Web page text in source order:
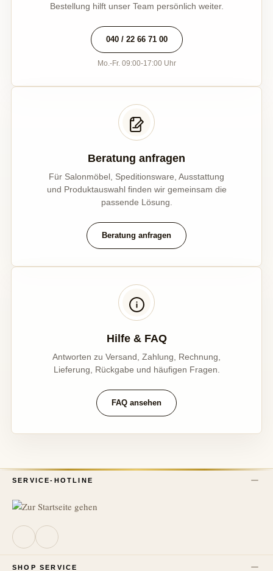
Bestellung hilft unser Team persönlich weiter.
040 / 22 66 71 00
Mo.-Fr. 09:00-17:00 Uhr
Beratung anfragen
Für Salonmöbel, Speditionsware, Ausstattung
und Produktauswahl finden wir gemeinsam die
passende Lösung.
Beratung anfragen
Hilfe & FAQ
Antworten zu Versand, Zahlung, Rechnung,
Lieferung, Rückgabe und häufigen Fragen.
FAQ ansehen
SERVICE-HOTLINE
SHOP SERVICE